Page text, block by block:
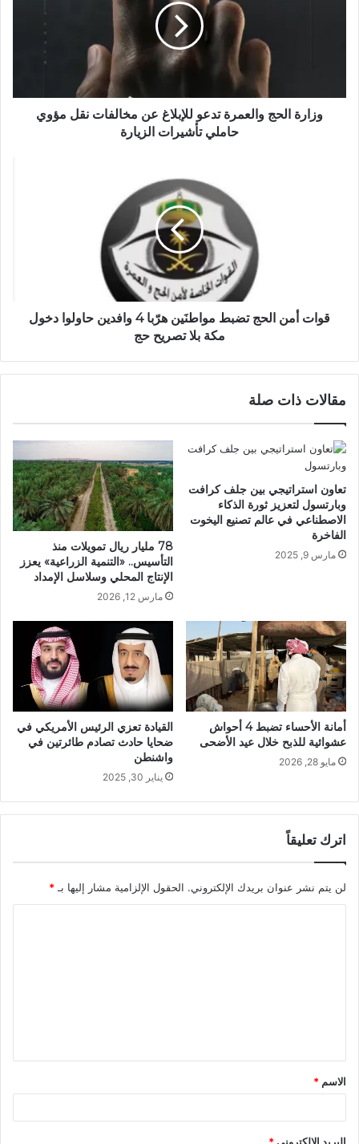
ب
وزارة الحج والعمرة تدعو للإبلاغ عن مخالفات نقل مؤوي
حاملي تأشيرات الزيارة
قوات أمن الحج تضبط مواطنَين هرّبا 4 وافدين حاولوا دخول
مكة بلا تصريح حج
مقالات ذات صلة
تعاون استراتيجي بين جلف كرافت
وبارتسول لتعزيز ثورة الذكاء
الاصطناعي في عالم تصنيع اليخوت
الفاخرة
مارس 9, 2025
78 مليار ريال تمويلات منذ
التأسيس.. «التنمية الزراعية» يعزز
الإنتاج المحلي وسلاسل الإمداد
مارس 12, 2026
أمانة الأحساء تضبط 4 أحواش
عشوائية للذبح خلال عيد الأضحى
مايو 28, 2026
القيادة تعزي الرئيس الأمريكي في
ضحايا حادث تصادم طائرتين في
واشنطن
يناير 30, 2025
اترك تعليقاً
لن يتم نشر عنوان بريدك الإلكتروني. الحقول الإلزامية مشار إليها بـ *
ق
*
الاسم *